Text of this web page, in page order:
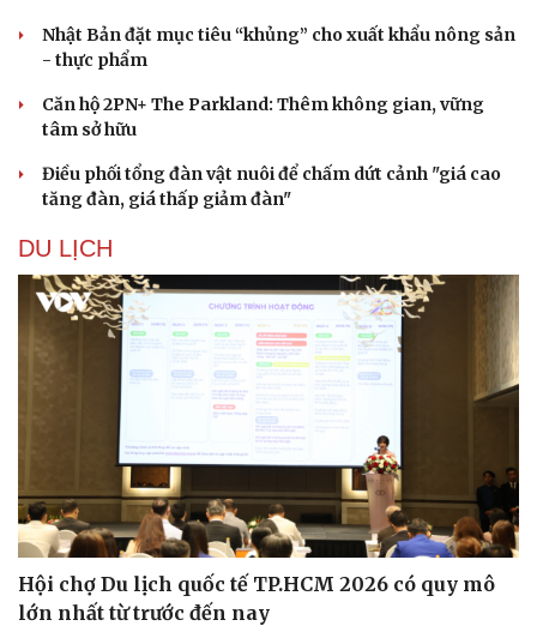
Nhật Bản đặt mục tiêu “khủng” cho xuất khẩu nông sản
- thực phẩm
Căn hộ 2PN+ The Parkland: Thêm không gian, vững
tâm sở hữu
Điều phối tổng đàn vật nuôi để chấm dứt cảnh "giá cao
tăng đàn, giá thấp giảm đàn"
DU LỊCH
Hội chợ Du lịch quốc tế TP.HCM 2026 có quy mô
lớn nhất từ trước đến nay